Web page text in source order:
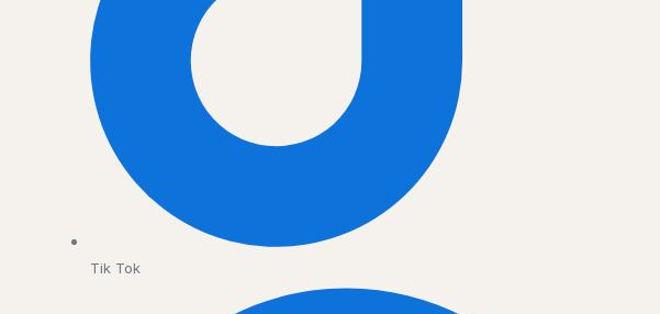
Tik Tok